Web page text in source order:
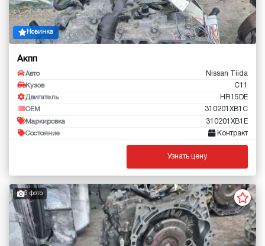
Новинка
Акпп
Авто Nissan Tiida
Кузов C11
Двигатель HR15DE
OEM 310201XB1C
Маркировка 310201XB1E
Состояние Контракт
Узнать цену
5 фото